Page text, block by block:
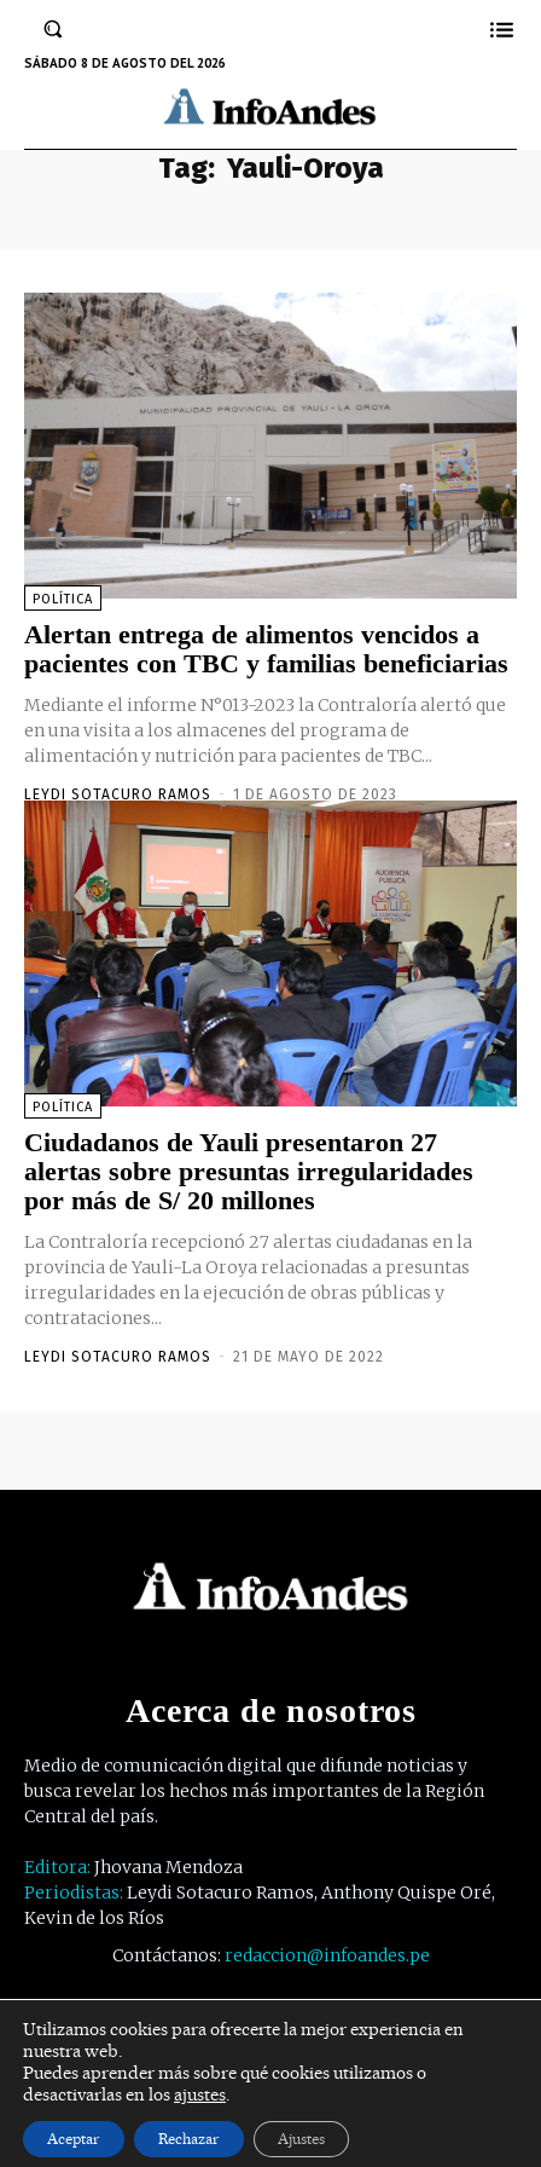
SÁBADO 8 DE AGOSTO DEL 2026
Tag: Yauli-Oroya
POLÍTICA
Alertan entrega de alimentos vencidos a
pacientes con TBC y familias beneficiarias
Mediante el informe N°013-2023 la Contraloría alertó que
en una visita a los almacenes del programa de
alimentación y nutrición para pacientes de TBC...
LEYDI SOTACURO RAMOS - 1 DE AGOSTO DE 2023
POLÍTICA
Ciudadanos de Yauli presentaron 27
alertas sobre presuntas irregularidades
por más de S/ 20 millones
La Contraloría recepcionó 27 alertas ciudadanas en la
provincia de Yauli-La Oroya relacionadas a presuntas
irregularidades en la ejecución de obras públicas y
contrataciones...
LEYDI SOTACURO RAMOS - 21 DE MAYO DE 2022
Acerca de nosotros
Medio de comunicación digital que difunde noticias y
busca revelar los hechos más importantes de la Región
Central del país.
Editora: Jhovana Mendoza
Periodistas: Leydi Sotacuro Ramos, Anthony Quispe Oré,
Kevin de los Ríos
Contáctanos: redaccion@infoandes.pe
Síguenos
Facebook Twitter Youtube
Utilizamos cookies para ofrecerte la mejor experiencia en
nuestra web.
Puedes aprender más sobre qué cookies utilizamos o
desactivarlas en losajustes.
Aceptar Rechazar Ajustes